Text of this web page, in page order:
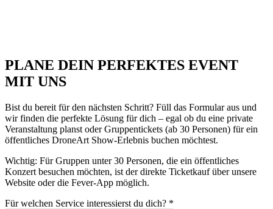
PLANE DEIN PERFEKTES EVENT
MIT UNS
Bist du bereit für den nächsten Schritt? Füll das Formular aus und
wir finden die perfekte Lösung für dich – egal ob du eine private
Veranstaltung planst oder Gruppentickets (ab 30 Personen) für ein
öffentliches DroneArt Show-Erlebnis buchen möchtest.
Wichtig: Für Gruppen unter 30 Personen, die ein öffentliches
Konzert besuchen möchten, ist der direkte Ticketkauf über unsere
Website oder die Fever-App möglich.
Für welchen Service interessierst du dich? *